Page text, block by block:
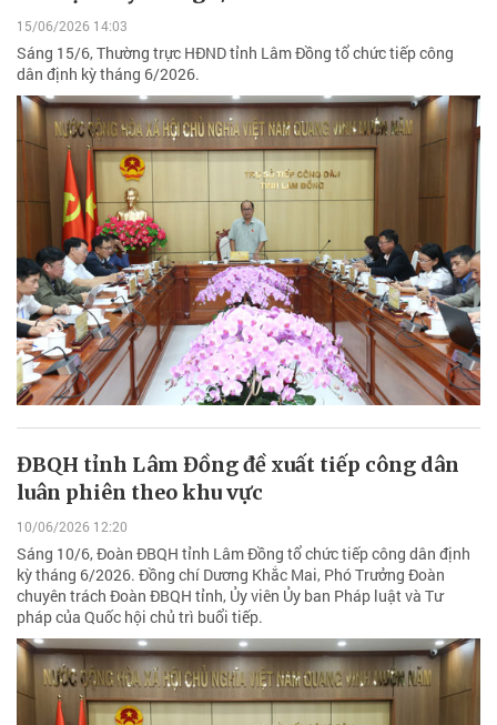
15/06/2026 14:03
Sáng 15/6, Thường trực HĐND tỉnh Lâm Đồng tổ chức tiếp công
dân định kỳ tháng 6/2026.
ĐBQH tỉnh Lâm Đồng đề xuất tiếp công dân
luân phiên theo khu vực
10/06/2026 12:20
Sáng 10/6, Đoàn ĐBQH tỉnh Lâm Đồng tổ chức tiếp công dân định
kỳ tháng 6/2026. Đồng chí Dương Khắc Mai, Phó Trưởng Đoàn
chuyên trách Đoàn ĐBQH tỉnh, Ủy viên Ủy ban Pháp luật và Tư
pháp của Quốc hội chủ trì buổi tiếp.